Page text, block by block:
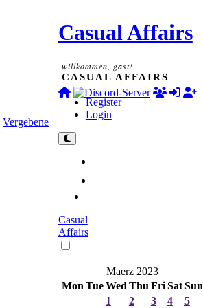
Vergebene
Casual Affairs
willkommen, gast!
CASUAL AFFAIRS
Register
Login
Casual
Affairs
Maerz 2023
Mon TueWed Thu FriSatSun
1
2 3 4
5